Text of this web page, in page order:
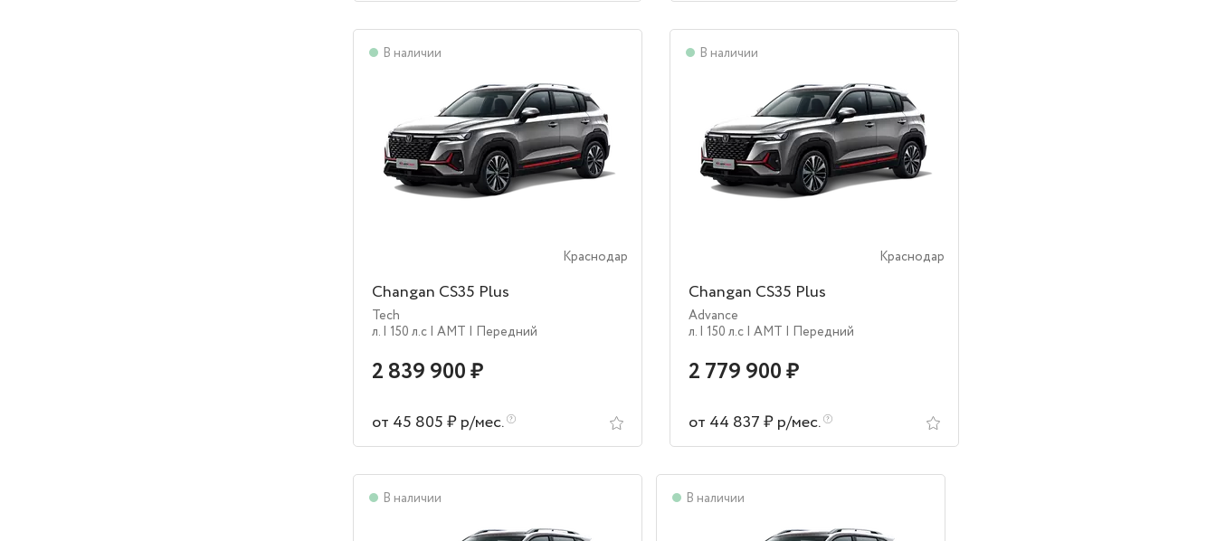
В наличии
Краснодар
Changan CS35 Plus
Tech
л. | 150 л.c | AMT | Передний
2 839 900 ₽
от 45 805 ₽ р/мес.
В наличии
Краснодар
Changan CS35 Plus
Advance
л. | 150 л.c | AMT | Передний
2 779 900 ₽
от 44 837 ₽ р/мес.
В наличии В наличии